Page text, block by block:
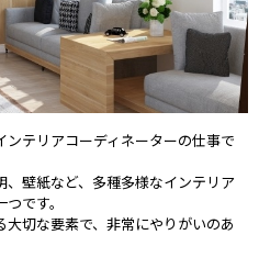
テリアコーディネーターの仕事で
壁紙など、多種多様なインテリア
です。
切な要素で、非常にやりがいのあ